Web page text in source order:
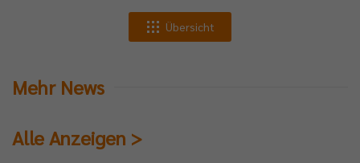
Übersicht
Mehr News
Alle Anzeigen >